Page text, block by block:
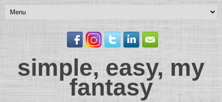
simple, easy, my
fantasy